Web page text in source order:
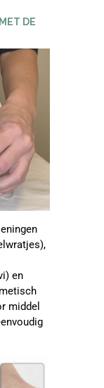
DE
en
middel